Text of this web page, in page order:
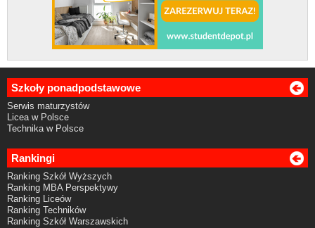
Szkoły ponadpodstawowe
Serwis maturzystów
Licea w Polsce
Technika w Polsce
Rankingi
Ranking Szkół Wyższych
Ranking MBA Perspektywy
Ranking Liceów
Ranking Techników
Ranking Szkół Warszawskich